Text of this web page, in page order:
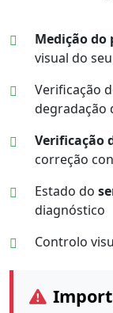
Medição do
visual do
Verificação
degradação
Verificação
correção
Estado do
diagnóstico
Controlo